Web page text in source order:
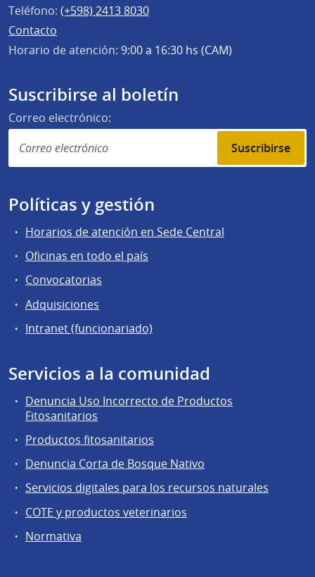
Teléfono: (+598) 2413 8030
Contacto
Horario de atención: 9:00 a 16:30 hs (CAM)
Suscribirse al boletín
Correo electrónico:
Suscribirse
Políticas y gestión
Horarios de atención en Sede Central
Oficinas en todo el país
Convocatorias
Adquisiciones
Intranet (funcionariado)
Servicios a la comunidad
Denuncia Uso Incorrecto de Productos
Fitosanitarios
Productos fitosanitarios
Denuncia Corta de Bosque Nativo
Servicios digitales para los recursos naturales
COTE y productos veterinarios
Normativa